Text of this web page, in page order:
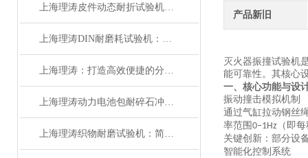
上海理涛皮件动态耐折试验机：准确可靠
上海理涛DIN耐磨耗试验机：质量保证
上海理涛：打造高效便捷的分供气管与转换装置连接强度试验机
上海理涛动力电池包耐碎石冲击试验机：性能稳定
上海理涛织物耐磨试验机：简单高效，操作便捷
产品新旧
灭火器振撞试验机
能可靠性。其核心
一、核心功能与设
振动撞击模拟机制
通过气缸拉动钢丝
率范围 ‌0–1Hz‌ （即
关键创新：部分设
智能化控制系统